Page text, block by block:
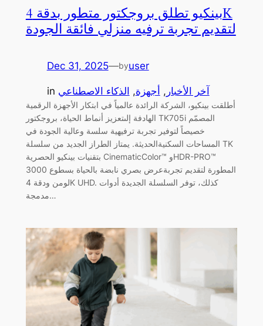
بينكيو تطلق بروجكتور متطور بدقة 4K
لتقديم تجربة ترفيه منزلي فائقة الجودة
Dec 31, 2025—byuser
in آخر الأخبار , أجهزة, الذكاء الاصطناعي
أطلقت بينكيو، الشركة الرائدة عالمياً في ابتكار الأجهزة الرقمية
الهادفة إلىتعزيز أنماط الحياة، بروجكتور TK705i المصمّم
خصيصاً لتوفير تجربة ترفيهية سلسة وعالية الجودة في
المساحات السكنيةالحديثة. يمتاز الطراز الجديد من سلسلة TK
بتقنيات بينكيو الحصرية CinematicColor™ وHDR-PRO™
المطورة لتقديم تجربةعرض بصري نابضة بالحياة بسطوع 3000
لومن ودقة 4K UHD. كذلك، توفر السلسلة الجديدة أدوات
مدمجة…